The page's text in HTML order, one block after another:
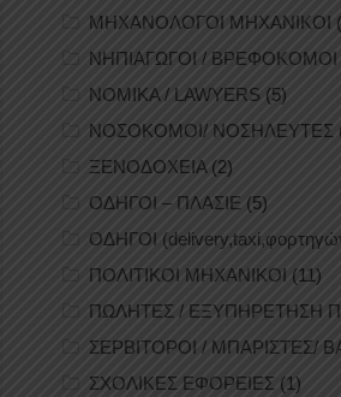
ΜΗΧΑΝΟΛΟΓΟΙ ΜΗΧΑΝΙΚΟΙ
ΝΗΠΙΑΓΩΓΟΙ / ΒΡΕΦΟΚΟΜΟΙ
ΝΟΜΙΚΑ / LAWYERS (5)
ΝΟΣΟΚΟΜΟΙ/ ΝΟΣΗΛΕΥΤΕΣ
ΞΕΝΟΔΟΧΕΙΑ(2)
ΟΔΗΓΟΙ – ΠΛΑΣΙΕ (5)
ΟΔΗΓΟΙ
ΠΟΛΙΤΙΚΟΙ ΜΗΧΑΝΙΚΟΙ (11)
ΠΩΛΗΤΕΣ / ΕΞΥΠΗΡΕΤΗΣΗ
ΣΕΡΒΙΤΟΡΟΙ / ΜΠΑΡΙΣΤΕΣ/
ΣΧΟΛΙΚΕΣ ΕΦΟΡΕΙΕΣ (1)